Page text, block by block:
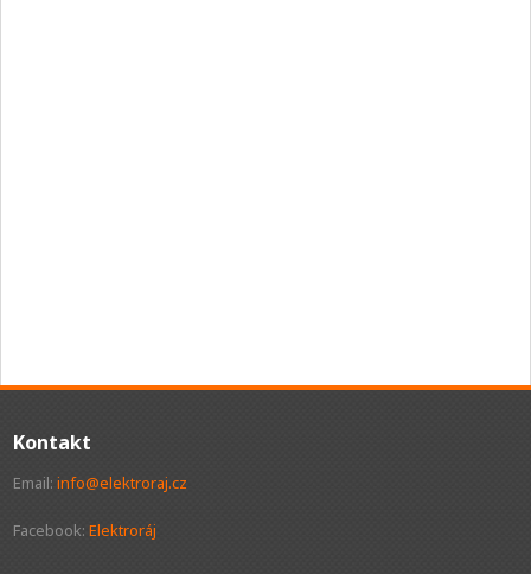
Kontakt
Email:info@elektroraj.cz
Facebook:Elektroráj